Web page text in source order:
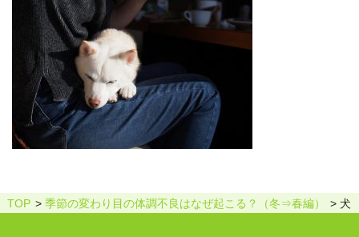
TOP 季節の変わり目の体調不良はなぜ起こる？（冬⇒春編） 犬